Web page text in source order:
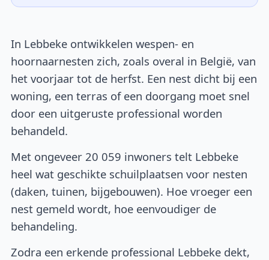
In Lebbeke ontwikkelen wespen- en
hoornaarnesten zich, zoals overal in België, van
het voorjaar tot de herfst. Een nest dicht bij een
woning, een terras of een doorgang moet snel
door een uitgeruste professional worden
behandeld.
Met ongeveer 20 059 inwoners telt Lebbeke
heel wat geschikte schuilplaatsen voor nesten
(daken, tuinen, bijgebouwen). Hoe vroeger een
nest gemeld wordt, hoe eenvoudiger de
behandeling.
Zodra een erkende professional Lebbeke dekt,